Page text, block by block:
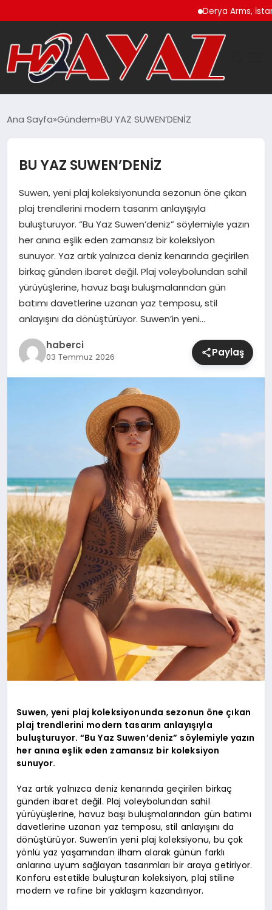
Derya Arms, İstanbul
DÜNYA
EĞITIM
EKONOMI
MAGAZIN
SAĞLIK
SIYASET
TEKNOLOJI
Ana Sayfa Gündem BU YAZ SUWEN’DENİZ
BU YAZ SUWEN’DENİZ
Suwen, yeni plaj koleksiyonunda sezonun öne çıkan
plaj trendlerini modern tasarım anlayışıyla
buluşturuyor. “Bu Yaz Suwen’deniz” söylemiyle yazın
her anına eşlik eden zamansız bir koleksiyon
sunuyor. Yaz artık yalnızca deniz kenarında geçirilen
birkaç günden ibaret değil. Plaj voleybolundan sahil
yürüyüşlerine, havuz başı buluşmalarından gün
batımı davetlerine uzanan yaz temposu, stil
anlayışını da dönüştürüyor. Suwen’in yeni…
haberci
03 Temmuz 2026 Paylaş
Suwen, yeni plaj koleksiyonunda sezonun öne çıkan
plaj trendlerini modern tasarım anlayışıyla
buluşturuyor. “Bu Yaz Suwen’deniz” söylemiyle yazın
her anına eşlik eden zamansız bir koleksiyon
sunuyor.
Yaz artık yalnızca deniz kenarında geçirilen birkaç
günden ibaret değil. Plaj voleybolundan sahil
yürüyüşlerine, havuz başı buluşmalarından gün batımı
davetlerine uzanan yaz temposu, stil anlayışını da
dönüştürüyor. Suwen’in yeni plaj koleksiyonu, bu çok
yönlü yaz yaşamından ilham alarak günün farklı
anlarına uyum sağlayan tasarımları bir araya getiriyor.
Konforu estetikle buluşturan koleksiyon, plaj stiline
modern ve rafine bir yaklaşım kazandırıyor.